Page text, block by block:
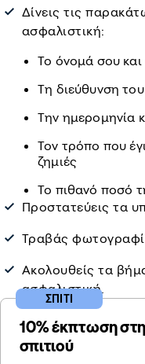
Δίνεις τις
ασφαλιστική:
Το όνομά σου
Τη διεύθυνση του
Την ημερομηνία
Τον τρόπο που
ζημιές
Το πιθανό ποσό
Προστατεύεις τα
Τραβάς
Ακολουθείς τα
ασφαλιστική.
10% έκπτωση
σπιτιού
ΣΠΙΤΙ